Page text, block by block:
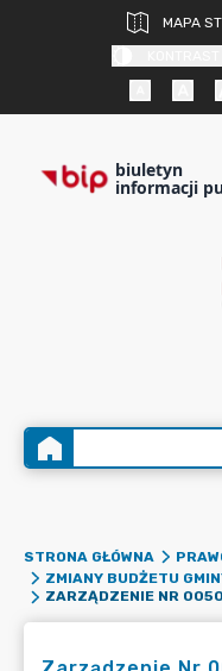
MAPA
biuletyn
informacji
STRONA GŁÓWNA
ZMIANY BUDŻETU